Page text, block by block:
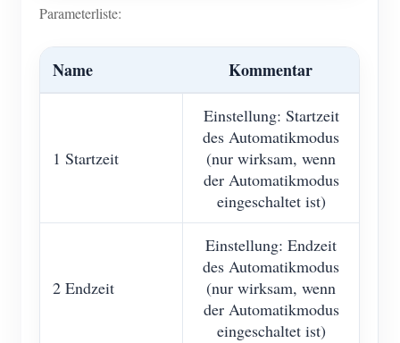
Parameterliste:
Name Kommentar
1 Startzeit
Einstellung: Startzeit
des Automatikmodus
(nur wirksam, wenn
der Automatikmodus
eingeschaltet ist)
2 Endzeit
Einstellung: Endzeit
des Automatikmodus
(nur wirksam, wenn
der Automatikmodus
eingeschaltet ist)